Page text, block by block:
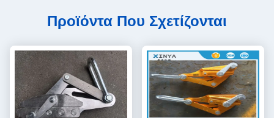
Προϊόντα Που Σχετίζονται